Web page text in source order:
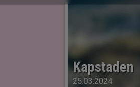
Kapstaden
25.03.2024